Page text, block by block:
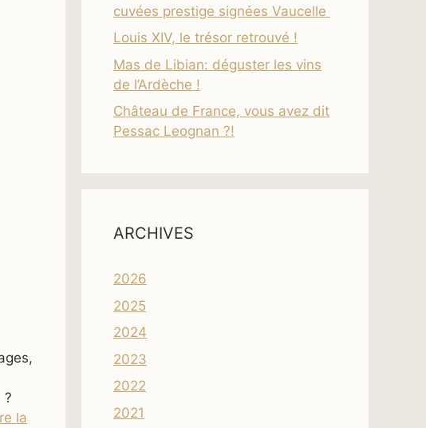
?
la
cuvées prestige signées Vaucelle
Louis XIV, le trésor retrouvé !
Mas de Libian: déguster les vins
de l’Ardèche !
Château de France, vous avez dit
Pessac Leognan ?!
ARCHIVES
2026
2025
2024
2023
2022
2021